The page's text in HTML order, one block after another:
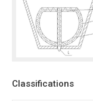
Classifications